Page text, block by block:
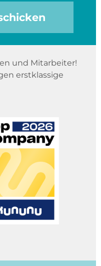
und Mitarbeiter!
erstklassige